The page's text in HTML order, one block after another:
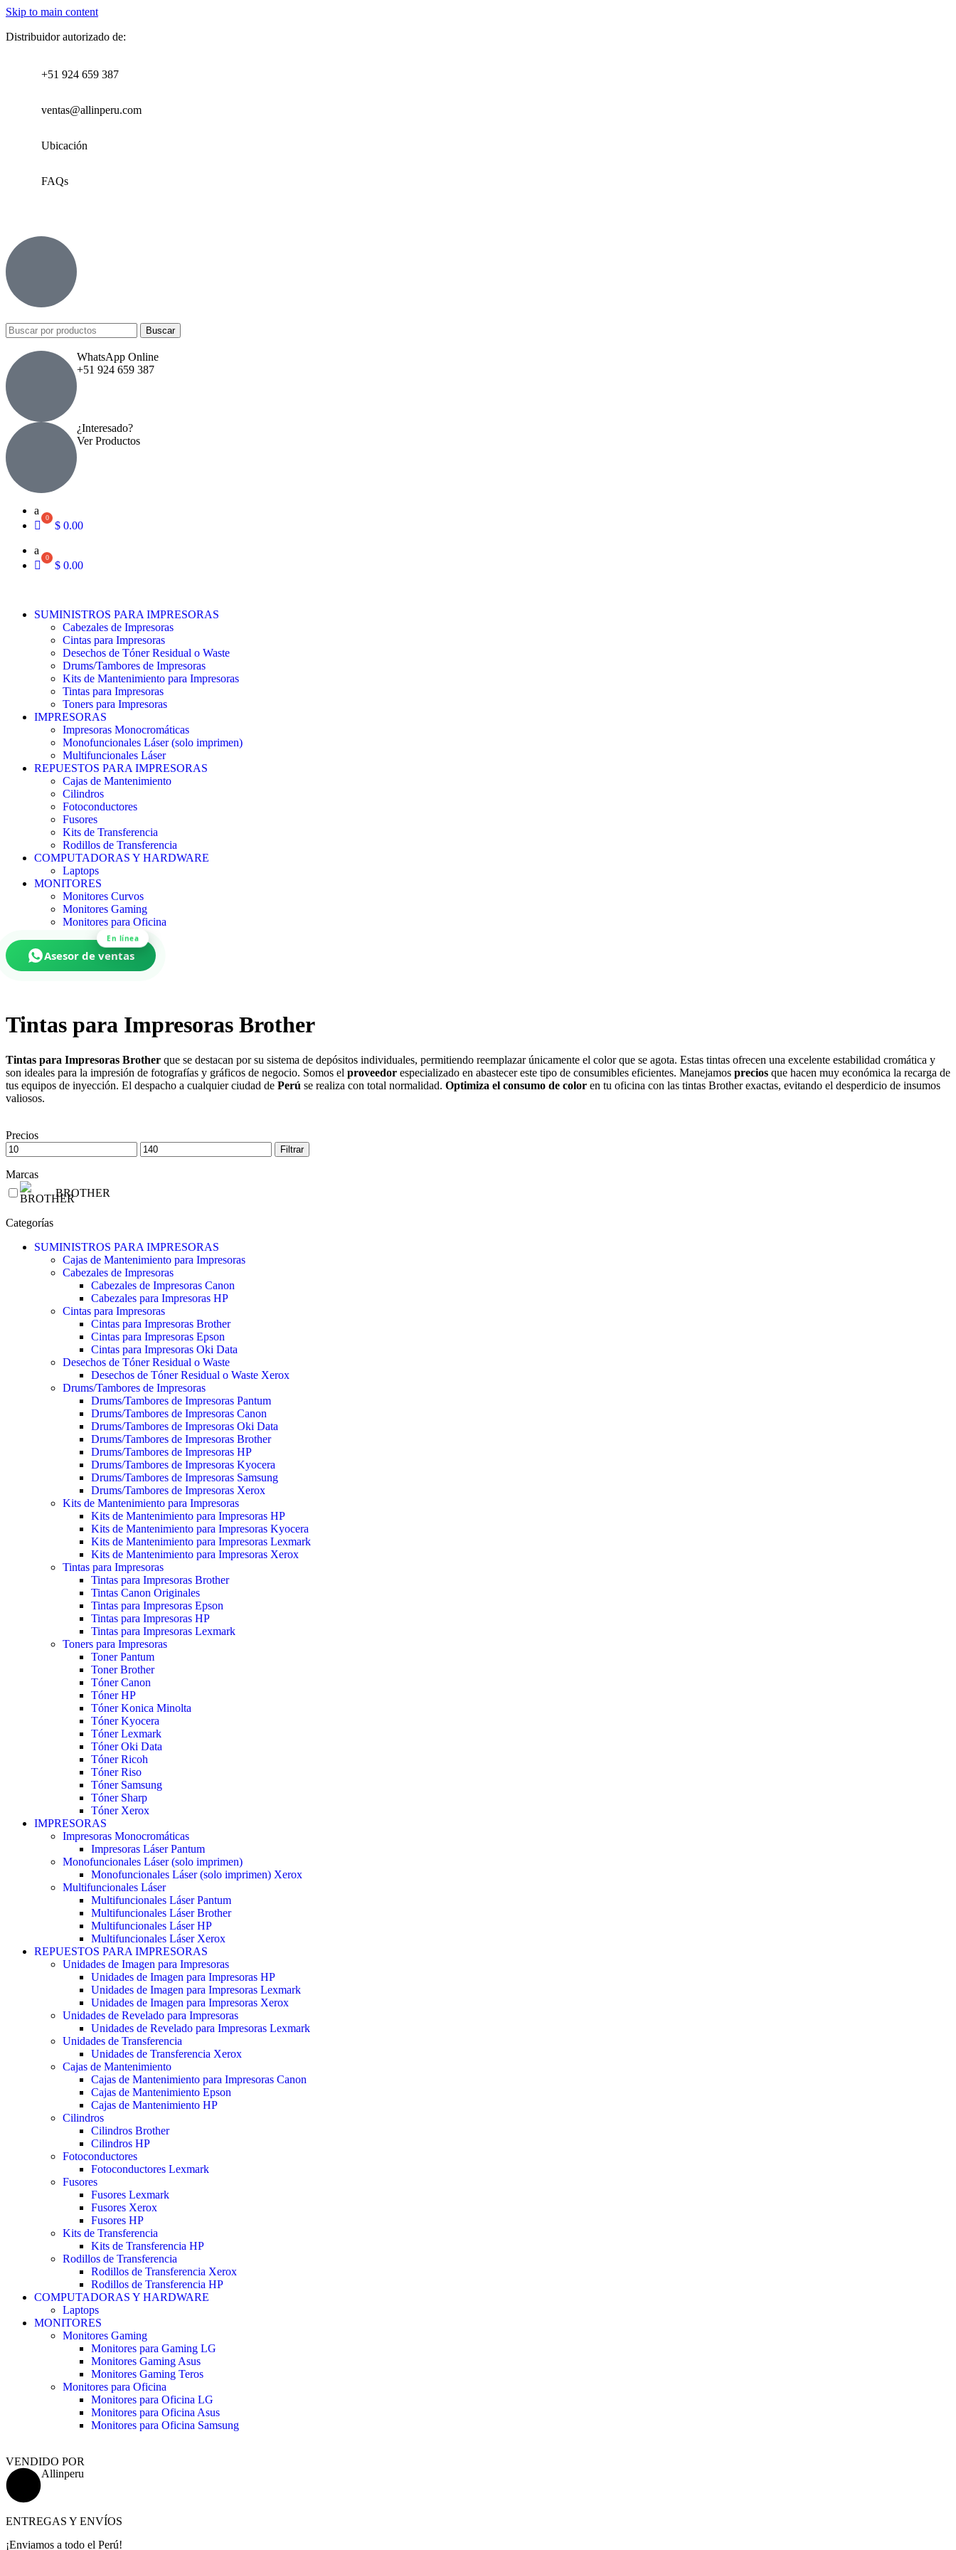
Skip to main content
Distribuidor autorizado de:
+51 924 659 387
ventas@allinperu.com
Ubicación
FAQs
Buscar
WhatsApp Online
+51 924 659 387
¿Interesado?
Ver Productos
a
$ 0.00
a
$ 0.00
SUMINISTROS PARA IMPRESORAS
Cabezales de Impresoras
Cintas para Impresoras
Desechos de Tóner Residual o Waste
Drums/Tambores de Impresoras
Kits de Mantenimiento para Impresoras
Tintas para Impresoras
Toners para Impresoras
IMPRESORAS
Impresoras Monocromáticas
Monofuncionales Láser (solo imprimen)
Multifuncionales Láser
REPUESTOS PARA IMPRESORAS
Cajas de Mantenimiento
Cilindros
Fotoconductores
Fusores
Kits de Transferencia
Rodillos de Transferencia
COMPUTADORAS Y HARDWARE
Laptops
MONITORES
Monitores Curvos
Monitores Gaming
Monitores para Oficina
En línea
Asesor de ventas
Tintas para Impresoras Brother
Tintas para Impresoras Brother que se destacan por su sistema de depósitos individuales, permitiendo reemplazar únicamente el color que se agota. Estas tintas ofrecen una excelente estabilidad cromática y
son ideales para la impresión de fotografías y gráficos de negocio. Somos el proveedor especializado en abastecer este tipo de consumibles eficientes. Manejamos precios que hacen muy económica la recarga de
tus equipos de inyección. El despacho a cualquier ciudad de Perú se realiza con total normalidad. Optimiza el consumo de color en tu oficina con las tintas Brother exactas, evitando el desperdicio de insumos
valiosos.
Precios
Filtrar
Marcas
BROTHER
Categorías
SUMINISTROS PARA IMPRESORAS
Cajas de Mantenimiento para Impresoras
Cabezales de Impresoras
Cabezales de Impresoras Canon
Cabezales para Impresoras HP
Cintas para Impresoras
Cintas para Impresoras Brother
Cintas para Impresoras Epson
Cintas para Impresoras Oki Data
Desechos de Tóner Residual o Waste
Desechos de Tóner Residual o Waste Xerox
Drums/Tambores de Impresoras
Drums/Tambores de Impresoras Pantum
Drums/Tambores de Impresoras Canon
Drums/Tambores de Impresoras Oki Data
Drums/Tambores de Impresoras Brother
Drums/Tambores de Impresoras HP
Drums/Tambores de Impresoras Kyocera
Drums/Tambores de Impresoras Samsung
Drums/Tambores de Impresoras Xerox
Kits de Mantenimiento para Impresoras
Kits de Mantenimiento para Impresoras HP
Kits de Mantenimiento para Impresoras Kyocera
Kits de Mantenimiento para Impresoras Lexmark
Kits de Mantenimiento para Impresoras Xerox
Tintas para Impresoras
Tintas para Impresoras Brother
Tintas Canon Originales
Tintas para Impresoras Epson
Tintas para Impresoras HP
Tintas para Impresoras Lexmark
Toners para Impresoras
Toner Pantum
Toner Brother
Tóner Canon
Tóner HP
Tóner Konica Minolta
Tóner Kyocera
Tóner Lexmark
Tóner Oki Data
Tóner Ricoh
Tóner Riso
Tóner Samsung
Tóner Sharp
Tóner Xerox
IMPRESORAS
Impresoras Monocromáticas
Impresoras Láser Pantum
Monofuncionales Láser (solo imprimen)
Monofuncionales Láser (solo imprimen) Xerox
Multifuncionales Láser
Multifuncionales Láser Pantum
Multifuncionales Láser Brother
Multifuncionales Láser HP
Multifuncionales Láser Xerox
REPUESTOS PARA IMPRESORAS
Unidades de Imagen para Impresoras
Unidades de Imagen para Impresoras HP
Unidades de Imagen para Impresoras Lexmark
Unidades de Imagen para Impresoras Xerox
Unidades de Revelado para Impresoras
Unidades de Revelado para Impresoras Lexmark
Unidades de Transferencia
Unidades de Transferencia Xerox
Cajas de Mantenimiento
Cajas de Mantenimiento para Impresoras Canon
Cajas de Mantenimiento Epson
Cajas de Mantenimiento HP
Cilindros
Cilindros Brother
Cilindros HP
Fotoconductores
Fotoconductores Lexmark
Fusores
Fusores Lexmark
Fusores Xerox
Fusores HP
Kits de Transferencia
Kits de Transferencia HP
Rodillos de Transferencia
Rodillos de Transferencia Xerox
Rodillos de Transferencia HP
COMPUTADORAS Y HARDWARE
Laptops
MONITORES
Monitores Gaming
Monitores para Gaming LG
Monitores Gaming Asus
Monitores Gaming Teros
Monitores para Oficina
Monitores para Oficina LG
Monitores para Oficina Asus
Monitores para Oficina Samsung
VENDIDO POR
Allinperu
ENTREGAS Y ENVÍOS
¡Enviamos a todo el Perú!